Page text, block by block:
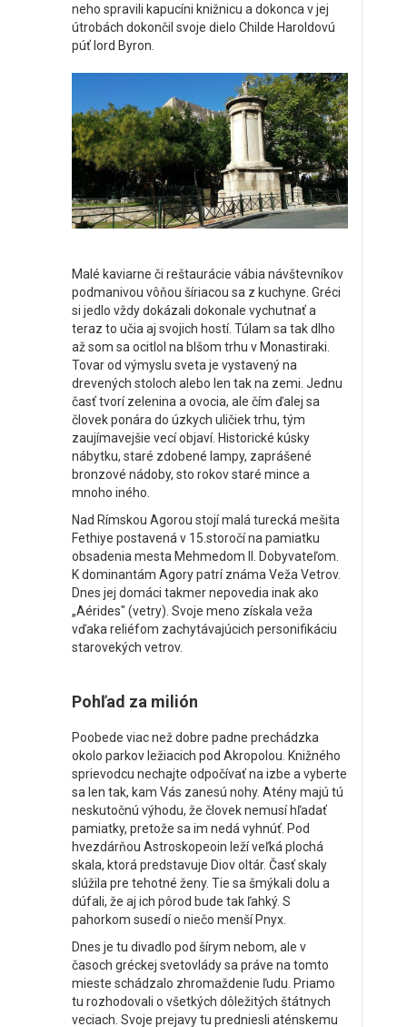
neho spravili kapucíni knižnicu a dokonca v jej
útrobách dokončil svoje dielo Childe Haroldovú
púť lord Byron.
Malé kaviarne či reštaurácie vábia návštevníkov
podmanivou vôňou šíriacou sa z kuchyne. Gréci
si jedlo vždy dokázali dokonale vychutnať a
teraz to učia aj svojich hostí. Túlam sa tak dlho
až som sa ocitlol na blšom trhu v Monastiraki.
Tovar od výmyslu sveta je vystavený na
drevených stoloch alebo len tak na zemi. Jednu
časť tvorí zelenina a ovocia, ale čím ďalej sa
človek ponára do úzkych uličiek trhu, tým
zaujímavejšie vecí objaví. Historické kúsky
nábytku, staré zdobené lampy, zaprášené
bronzové nádoby, sto rokov staré mince a
mnoho iného.
Nad Rímskou Agorou stojí malá turecká mešita
Fethiye postavená v 15.storočí na pamiatku
obsadenia mesta Mehmedom II. Dobyvateľom.
K dominantám Agory patrí známa Veža Vetrov.
Dnes jej domáci takmer nepovedia inak ako
„Aérides" (vetry). Svoje meno získala veža
vďaka reliéfom zachytávajúcich personifikáciu
starovekých vetrov.
Pohľad za milión
Poobede viac než dobre padne prechádzka
okolo parkov ležiacich pod Akropolou. Knižného
sprievodcu nechajte odpočívať na izbe a vyberte
sa len tak, kam Vás zanesú nohy. Atény majú tú
neskutočnú výhodu, že človek nemusí hľadať
pamiatky, pretože sa im nedá vyhnúť. Pod
hvezdárňou Astroskopeoin leží veľká plochá
skala, ktorá predstavuje Diov oltár. Časť skaly
slúžila pre tehotné ženy. Tie sa šmýkali dolu a
dúfali, že aj ich pôrod bude tak ľahký. S
pahorkom susedí o niečo menší Pnyx.
Dnes je tu divadlo pod šírym nebom, ale v
časoch gréckej svetovlády sa práve na tomto
mieste schádzalo zhromaždenie ľudu. Priamo
tu rozhodovali o všetkých dôležitých štátnych
veciach. Svoje prejavy tu predniesli aténskemu